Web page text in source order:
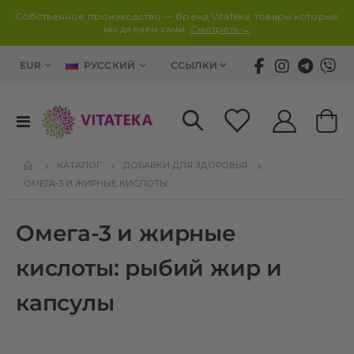
Собственное производство — бренд Vitateka, товары которые
мы делаем сами. Смотреть →
ВАЛЮТА
EUR ЯЗЫКРУССКИЙ ССЫЛКИ
Toggle
Nav
КАТАЛОГ
ДОБАВКИ ДЛЯ ЗДОРОВЬЯ
ОМЕГА-3 И ЖИРНЫЕ КИСЛОТЫ
Омега-3 и жирные
кислоты: рыбий жир и
капсулы